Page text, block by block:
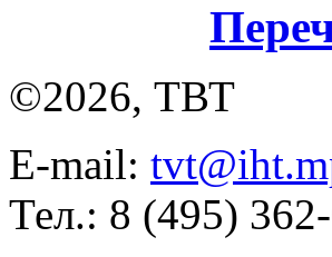
©2026, ТВТ
E-mail:
Тел.: 8 (495)